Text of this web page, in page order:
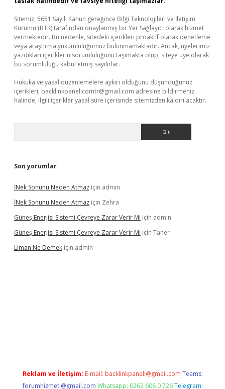
Sitemiz, 5651 Sayılı Kanun gereğince Bilgi Teknolojileri ve İletişim
Kurumu (BTK) tarafından onaylanmış bir Yer Sağlayıcı olarak hizmet
vermektedir. Bu nedenle, sitedeki içerikleri proaktif olarak denetleme
veya araştırma yükümlülüğümüz bulunmamaktadır. Ancak, üyelerimiz
yazdıkları içeriklerin sorumluluğunu taşımakta olup, siteye üye olarak
bu sorumluluğu kabul etmiş sayılırlar.
Hukuka ve yasal düzenlemelere aykırı olduğunu düşündüğünüz
içerikleri, backlinkpanelicomtr@gmail.com adresine bildirmeniz
halinde, ilgili içerikler yasal süre içerisinde sitemizden kaldırılacaktır.
Son yorumlar
İNek Sonunu Neden Atmaz için admin
İNek Sonunu Neden Atmaz için Zehra
Güneş Enerjisi Sistemi Çevreye Zarar Verir Mi için admin
Güneş Enerjisi Sistemi Çevreye Zarar Verir Mi için Taner
Liman Ne Demek için admin
Reklam ve İletişim: E-mail: backlinkpaneli@gmail.com Teams:
forumhizmeti@gmail.com Whatsapp: 0262 606 0 726 Telegram: